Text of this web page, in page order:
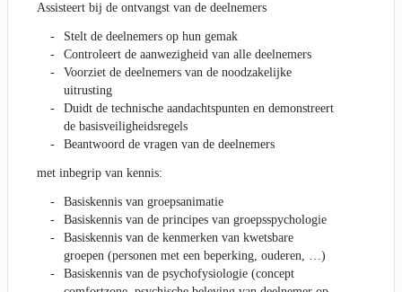
Assisteert bij de ontvangst van de deelnemers
Stelt de deelnemers op hun gemak
Controleert de aanwezigheid van alle deelnemers
Voorziet de deelnemers van de noodzakelijke
uitrusting
Duidt de technische aandachtspunten en demonstreert
de basisveiligheidsregels
Beantwoord de vragen van de deelnemers
met inbegrip van kennis:
Basiskennis van groepsanimatie
Basiskennis van de principes van groepsspychologie
Basiskennis van de kenmerken van kwetsbare
groepen (personen met een beperking, ouderen, …)
Basiskennis van de psychofysiologie (concept